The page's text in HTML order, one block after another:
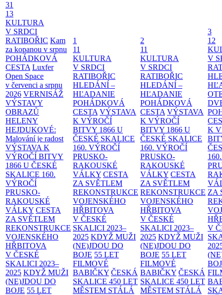
31
13
KULTURA
V SRDCI
RATIBOŘIC Kam
za kopanou v srpnu
POHÁDKOVÁ
CESTA Luxfer
Open Space
v červenci a srpnu
2026 VERNISÁŽ
VÝSTAVY
OBRAZŮ
HELENY
HEJDUKOVÉ:
Malování je radost
VÝSTAVA K
VÝROČÍ BITVY
1866 U ČESKÉ
SKALICE 160.
VÝROČÍ
PRUSKO-
RAKOUSKÉ
VÁLKY CESTA
ZA SVĚTLEM
REKONSTRUKCE
VOJENSKÉHO
HŘBITOVA
V ČESKÉ
SKALICI 2023–
2025 KDYŽ MUŽI
(NE)JDOU DO
BOJE 55 LET
1
11
KULTURA
V SRDCI
RATIBOŘIC
HLEDÁNÍ –
HĽADANIE
POHÁDKOVÁ
CESTA VÝSTAVA
K VÝROČÍ
BITVY 1866 U
ČESKÉ SKALICE
160. VÝROČÍ
PRUSKO-
RAKOUSKÉ
VÁLKY CESTA
ZA SVĚTLEM
REKONSTRUKCE
VOJENSKÉHO
HŘBITOVA
V ČESKÉ
SKALICI 2023–
2025 KDYŽ MUŽI
(NE)JDOU DO
BOJE 55 LET
FILMOVÉ
BABIČKY ČESKÁ
SKALICE 450 LET
MĚSTEM STÁLÁ
2
11
KULTURA
V SRDCI
RATIBOŘIC
HLEDÁNÍ –
HĽADANIE
POHÁDKOVÁ
CESTA VÝSTAVA
K VÝROČÍ
BITVY 1866 U
ČESKÉ SKALICE
160. VÝROČÍ
PRUSKO-
RAKOUSKÉ
VÁLKY CESTA
ZA SVĚTLEM
REKONSTRUKCE
VOJENSKÉHO
HŘBITOVA
V ČESKÉ
SKALICI 2023–
2025 KDYŽ MUŽI
(NE)JDOU DO
BOJE 55 LET
FILMOVÉ
BABIČKY ČESKÁ
SKALICE 450 LET
MĚSTEM STÁLÁ
3
12
V
K
ZA
V